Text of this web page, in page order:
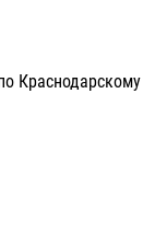
Краснодарскому